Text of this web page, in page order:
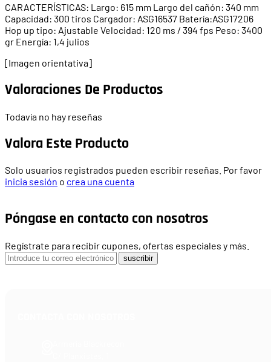
CARACTERÍSTICAS: Largo: 615 mm Largo del cañón: 340 mm
Capacidad: 300 tiros Cargador: ASG16537 Batería:ASG17206
Hop up tipo: Ajustable Velocidad: 120 ms / 394 fps Peso: 3400
gr Energía: 1,4 julios
[Imagen orientativa]
Valoraciones De Productos
Todavía no hay reseñas
Valora Este Producto
Solo usuarios registrados pueden escribir reseñas. Por favor
inicia sesión o crea una cuenta
Póngase en contacto con nosotros
Regístrate para recibir cupones, ofertas especiales y más.
suscribir